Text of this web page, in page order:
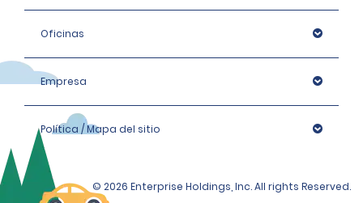
Oficinas
Empresa
Política / Mapa del sitio
© 2026 Enterprise Holdings, Inc. All rights Reserved.